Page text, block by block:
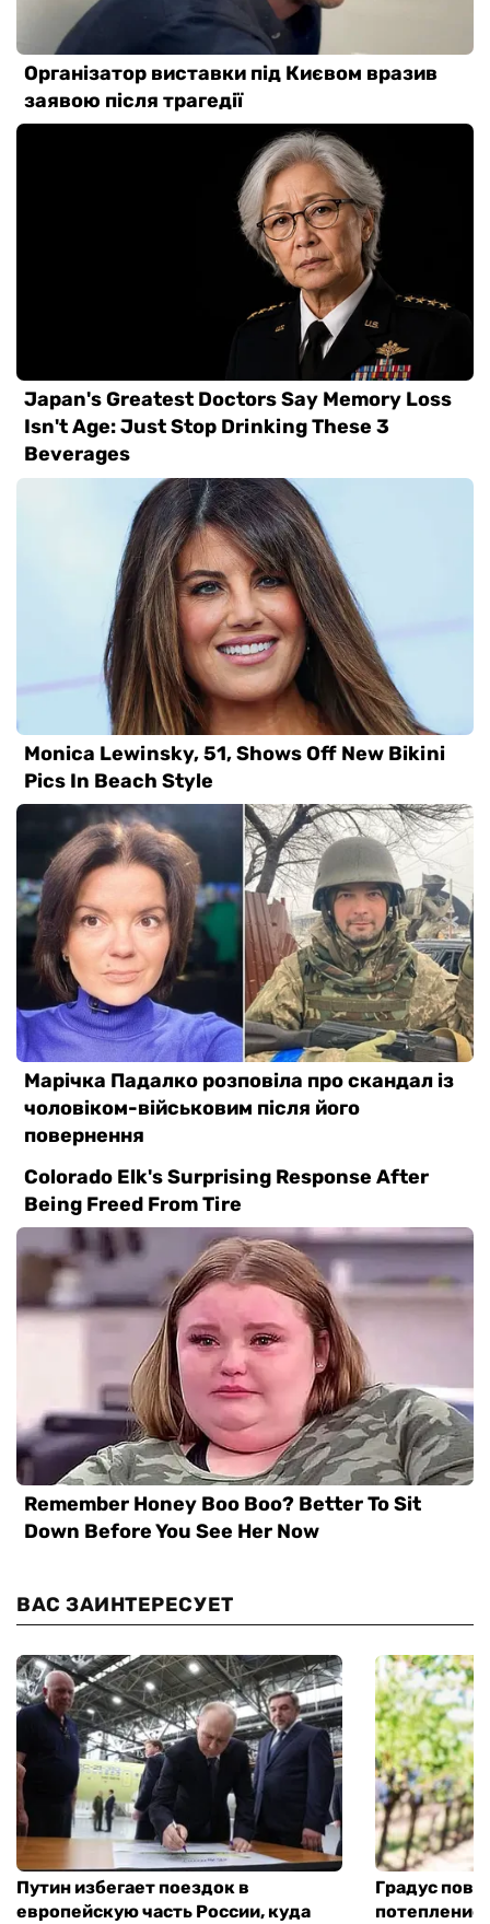
ВАС ЗАИНТЕРЕСУЕТ
Путин избегает поездок в
европейскую часть России, куда
Градус